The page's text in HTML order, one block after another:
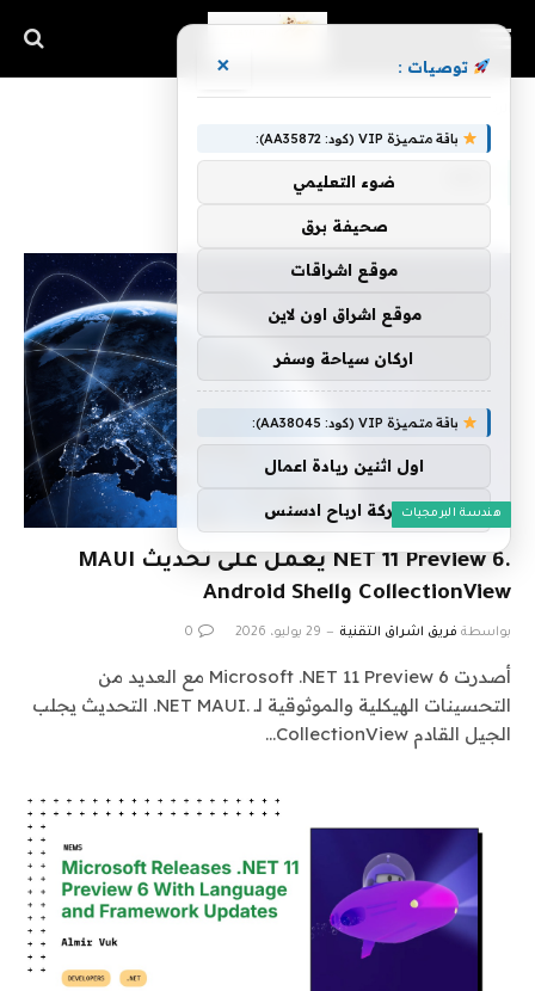
هندسة البرمجيات
.NET 11 Preview 6 يعمل على تحديث MAUI
CollectionView وAndroid Shell
بواسطة فريق اشراق التقنية 29 يوليو، 2026 0
أصدرت Microsoft .NET 11 Preview 6 مع العديد من
التحسينات الهيكلية والموثوقية لـ .NET MAUI. التحديث يجلب
الجيل القادم CollectionView…
توصيات : ×
باقة متميزة VIP (كود: AA35872):
ضوء التعليمي
صحيفة برق
موقع اشراقات
موقع اشراق اون لاين
اركان سياحة وسفر
باقة متميزة VIP (كود: AA38045):
اول اثنين ريادة اعمال
مشاركة ارباح ادسنس